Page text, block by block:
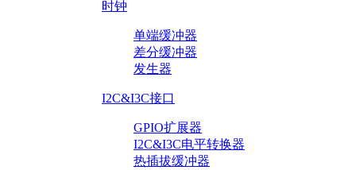
时钟
单端缓冲器
差分缓冲器
发生器
I2C&I3C接口
GPIO扩展器
I2C&I3C电平转换器
热插拔缓冲器